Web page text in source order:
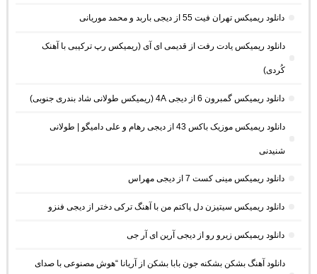
دانلود ریمیکس تهران فیت 55 از دیجی باربد و محمد موریانی
دانلود ریمیکس یادت رفت از قدیمی ای آی (ریمیکس رپ ترکیبی با آهنک
کُردی)
دانلود ریمیکس گمبرون 6 از دیجی 4A (ریمیکس طولانی شاد بندری جنوبی)
دانلود ریمیکس موزیک باکس 43 از دیجی رهام و علی دامیگو | طولانی
شنیدنی
دانلود ریمیکس مینی کست 7 از دیجی مهراس
دانلود ریمیکس سیتیزن دل پاکتم من با آهنگ ترکی دختر از دیجی فنزو
دانلود ریمیکس زیرو رو از دیجی آرین ای آر جی
دانلود آهنگ بشکن بشکنه جون بابا بشکن از آریانا “هوش مصنوعی با صدای